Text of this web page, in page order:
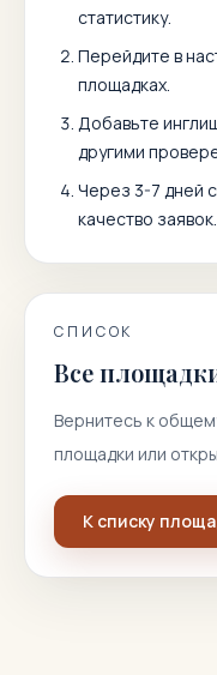
статистику.
Перейдите в
площадках.
Добавьте
другими
Через 3-7 дней
качество заявок.
СПИСОК
Все
Вернитесь к
площадки или
К списку